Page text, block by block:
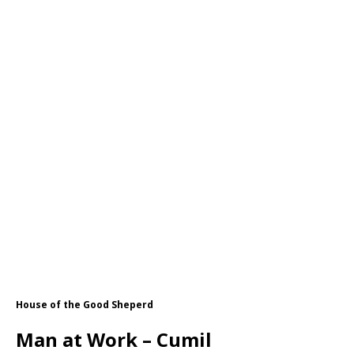
House of the Good Sheperd
Man at Work – Cumil